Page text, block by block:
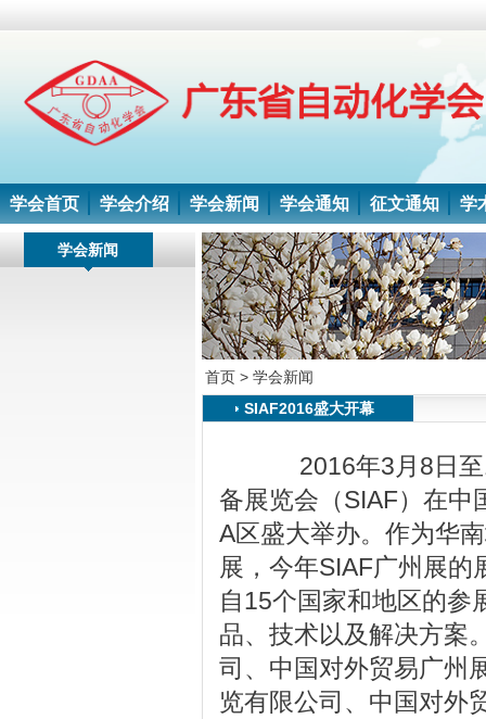
学会首页 学会介绍 学会新闻 学会通知 征文通知 学
学会新闻
首页 > 学会新闻
SIAF2016盛大开幕
2016年3月8日至
备展览会（SIAF）在中
A区盛大举办。作为华
展，今年SIAF广州展
自15个国家和地区的参
品、技术以及解决方案
司、中国对外贸易广州
览有限公司、中国对外